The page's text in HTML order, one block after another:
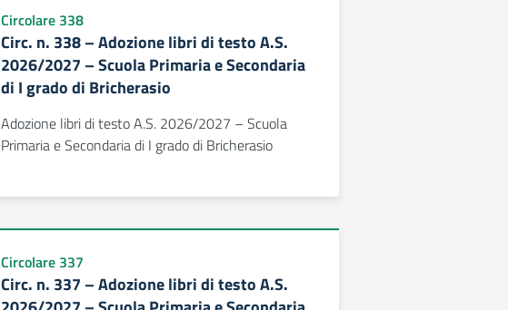
Circolare 338
Circ. n. 338 – Adozione libri di testo A.S.
2026/2027 – Scuola Primaria e Secondaria
di I grado di Bricherasio
Adozione libri di testo A.S. 2026/2027 – Scuola
Primaria e Secondaria di I grado di Bricherasio
Circolare 337
Circ. n. 337 – Adozione libri di testo A.S.